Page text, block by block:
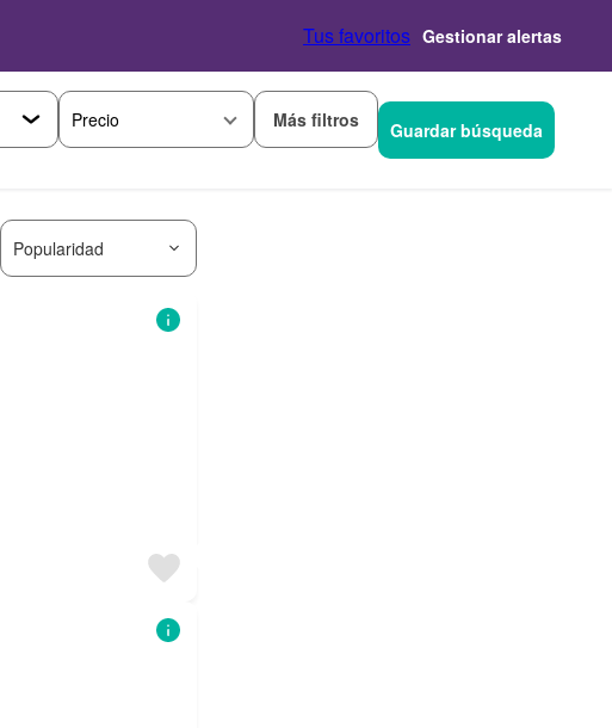
Tus favoritos Gestionar alertas
Precio Más filtros Guardar búsqueda
Popularidad